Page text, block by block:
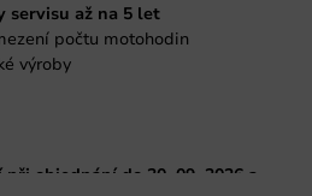
servisu až na 5 let
počtu motohodin
výroby
objednání do 30. 09. 2026 a